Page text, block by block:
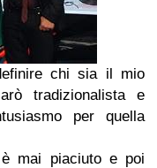
chi sia il mio
tradizionalista e
per quella
mai piaciuto e poi